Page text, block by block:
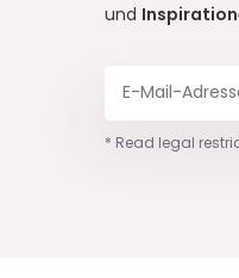
und
* Read legal